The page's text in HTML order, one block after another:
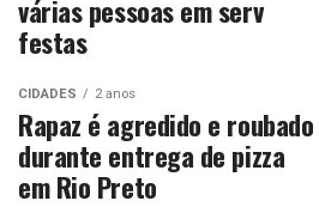
várias pessoas em serv
festas
CIDADES 2 anos
Rapaz é agredido e roubado
durante entrega de pizza
em Rio Preto